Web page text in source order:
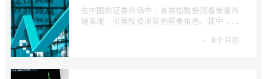
在中国的证券市场中，各类指数扮演着衡量市
场表现、引导投资决策的重要角色。其中，上
· 8个月前